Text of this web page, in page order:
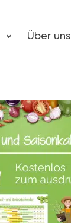
Über uns